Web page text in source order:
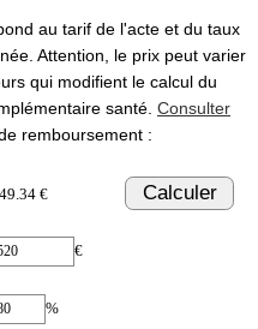
au tarif de l'acte et du taux
Attention, le prix peut varier
qui modifient le calcul du
santé. Consulter
remboursement :
€ Calculer
€
%